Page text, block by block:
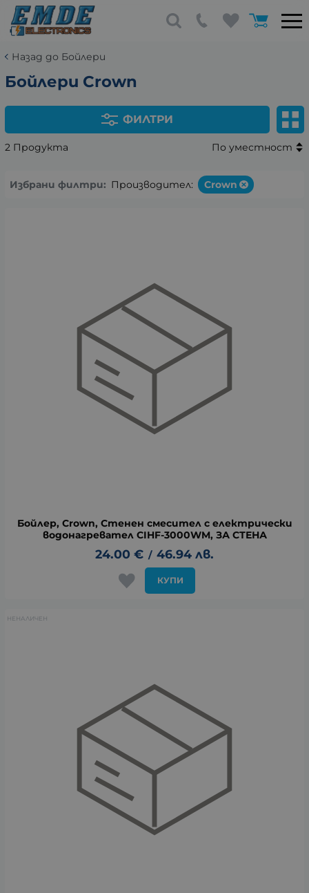
Назад до Бойлери
Бойлери Crown
ФИЛТРИ
2 Продукта По уместност
Избрани филтри: Производител: Crown
Бойлер, Crown, Стенен смесител с електрически
водонагревател CIHF-3000WM, ЗА СТЕНА
24.00 € / 46.94 лв.
КУПИ
НЕНАЛИЧЕН